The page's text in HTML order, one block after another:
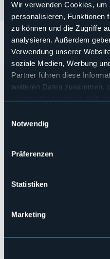
Wir verwenden Cookies, um
personalisieren, Funktionen
zu können und die Zugriffe
analysieren. Außerdem
Verwendung unserer
soziale Medien, Werbung
Partner führen diese
weiteren Daten zusammen,
Notwendig
Präferenzen
Statistiken
Marketing
Domenica 7 Luglio alle ore
Gruppi Alpini dell'Alto
Corce e Sass dal Piz.
Veranstaltungsmanager
Associazione Nazionale Alpini
E-mail
nebbiuno.intra@ana.it
https://www.ana.it/